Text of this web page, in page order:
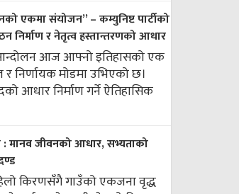
एकमा संयोजन” – कम्युनिष्ट पार्टीको
निर्माण र नेतृत्व हस्तान्तरणको आधार
आज आफ्नो इतिहासको एक
निर्णायक मोडमा उभिएको छ।
आधार निर्माण गर्ने ऐतिहासिक
: मानव जीवनको आधार, सभ्यताको
किरणसँगै गाउँको एकजना वृद्ध